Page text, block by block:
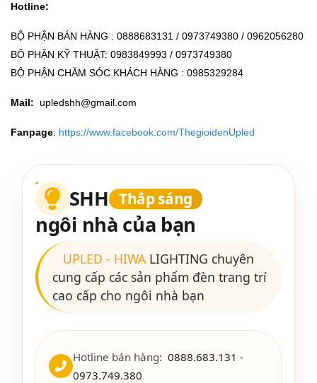
Hotline:
BỘ PHẬN BÁN HÀNG : 0888683131 / 0973749380 / 0962056280
BỘ PHẬN KỸ THUẬT: 0983849993 / 0973749380
BỘ PHẬN CHĂM SÓC KHÁCH HÀNG : 0985329284
Mail: upledshh@gmail.com
Fanpage: https://www.facebook.com/ThegioidenUpled
SHH Thắp sáng
ngôi nhà của bạn
UPLED - HIWA LIGHTING chuyên
cung cấp các sản phẩm đèn trang trí
cao cấp cho ngôi nhà bạn
Hotline bán hàng: 0888.683.131 -
0973.749.380